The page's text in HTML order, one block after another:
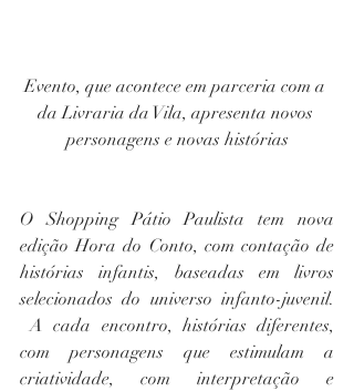
Evento, que acontece em parceria com a
da Livraria da Vila, apresenta novos
personagens e novas histórias
O Shopping Pátio Paulista tem nova
edição Hora do Conto, com contação de
histórias infantis, baseadas em livros
selecionados do universo infanto-juvenil.
A cada encontro, histórias diferentes,
com personagens que estimulam a
criatividade, com interpretação e